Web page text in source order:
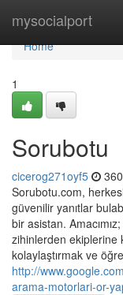
mysocialport
Home
Home
1
Sorubotu
cicerog271oyf5
Sorubotu.com,
güvenilir yanıtlar
bir asistan.
zihinlerden ekiplerine
kolaylaştırmak ve
http://
arama-motorlari-or-